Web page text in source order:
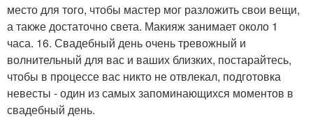
место для того, чтобы мастер мог разложить свои вещи,
а также достаточно света. Макияж занимает около 1
часа. 16. Свадебный день очень тревожный и
волнительный для вас и ваших близких, постарайтесь,
чтобы в процессе вас никто не отвлекал, подготовка
невесты - один из самых запоминающихся моментов в
свадебный день.